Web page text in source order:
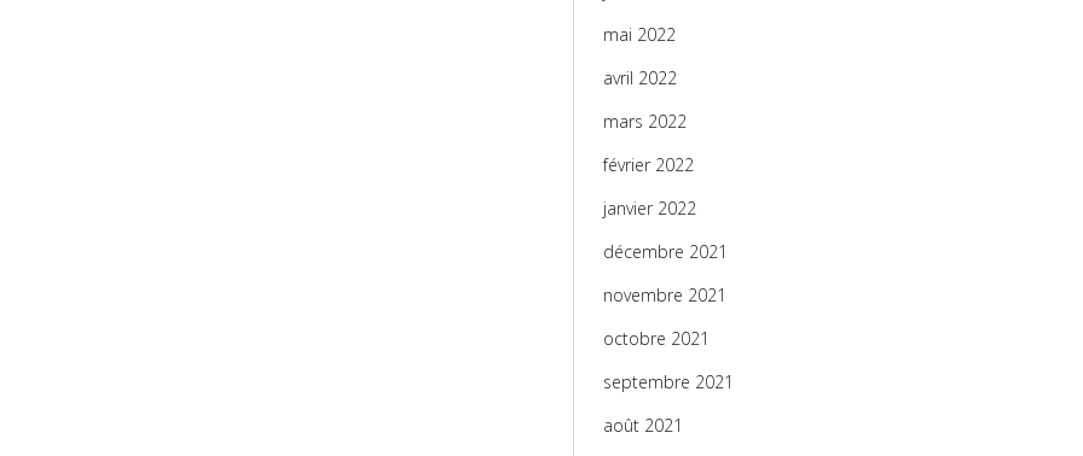
mai 2022
avril 2022
mars 2022
février 2022
janvier 2022
décembre 2021
novembre 2021
octobre 2021
septembre 2021
août 2021